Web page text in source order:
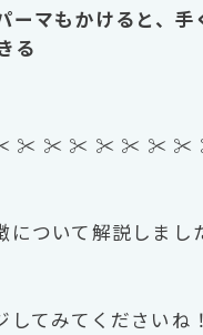
ーマもかけると、手
る
✂︎ ✂︎ ✂︎ ✂︎ ✂︎ ✂︎ ✂︎
ついて解説しまし
てみてくださいね！